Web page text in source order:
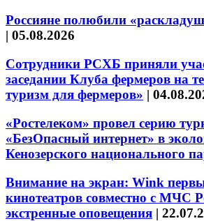
Россияне полюбили
| 05.08.2026
Сотрудники РСХБ приняли
заседании Клуба фермеров на
туризм для фермеров» |
«Ростелеком» провел серию
«БезОпасный интернет» в
Кенозерского национального
Внимание на экран: Wink
кинотеатров совместно с МЧС
экстренные оповещения |